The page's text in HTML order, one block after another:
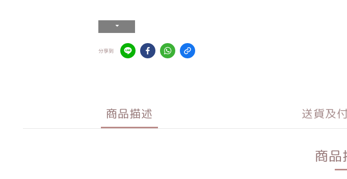
分享到
商品描述 送貨及
商品